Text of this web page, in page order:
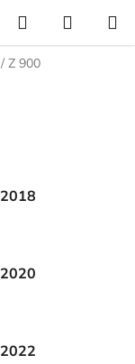
Hledat
KOŠÍK
/ Z 900
2018
2020
2022